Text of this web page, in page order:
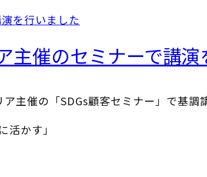
主催のセミナーで講
主催の「SDGs顧客セミナー」で基調
活かす」